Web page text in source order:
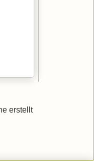
erstellt